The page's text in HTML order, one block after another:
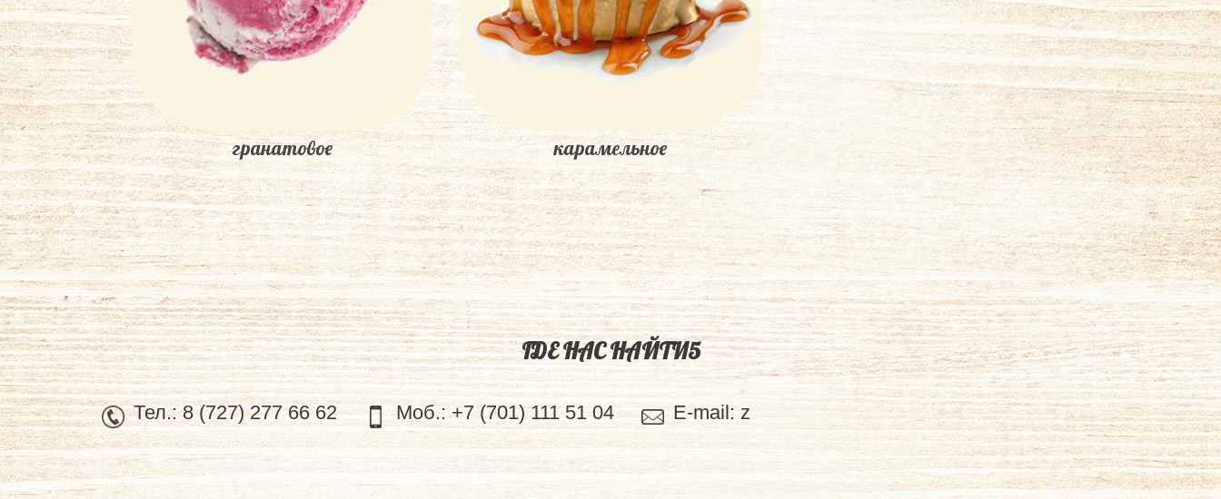
гранатовое карамельное
ГДЕ НАС НАЙТИ5
Тел.:8 (727) 277 66 62 Моб.:+7 (701) 111 51 04 E-mail:z